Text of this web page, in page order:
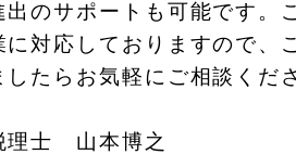
出のサポートも可能です。
に対応しておりますので、
したらお気軽にご相談くだ
士 山本博之